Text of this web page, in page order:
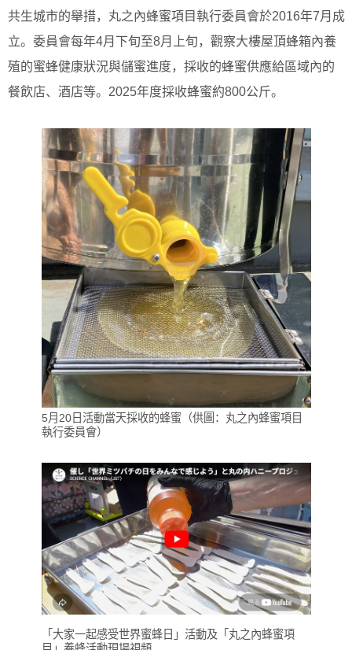
共生城市的舉措，丸之內蜂蜜項目執行委員會於2016年7月成
立。委員會每年4月下旬至8月上旬，觀察大樓屋頂蜂箱內養
殖的蜜蜂健康狀況與儲蜜進度，採收的蜂蜜供應給區域內的
餐飲店、酒店等。2025年度採收蜂蜜約800公斤。
5月20日活動當天採收的蜂蜜（供圖：丸之內蜂蜜項目
執行委員會）
「大家一起感受世界蜜蜂日」活動及「丸之內蜂蜜項